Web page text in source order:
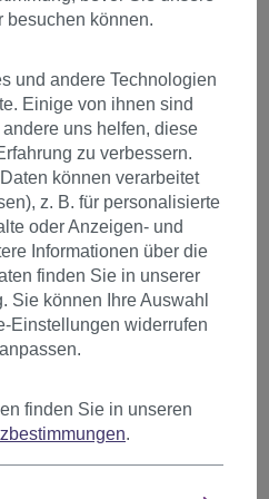
Topaufsatz
35
besuchen können.
und andere Technologien
Einige von ihnen sind
uns helfen, diese
zu verbessern.
können verarbeitet
z. B. für personalisierte
oder Anzeigen- und
Informationen über die
finden Sie in unserer
Sie können Ihre Auswahl
Einstellungen widerrufen
finden Sie in unseren
.